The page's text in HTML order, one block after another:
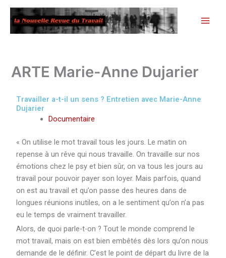
Aller
contenu
ARTE Marie-Anne Dujarier
Travailler a-t-il un sens ? Entretien avec Marie-Anne
Dujarier
Documentaire
« On utilise le mot travail tous les jours. Le matin on
repense à un rêve qui nous travaille. On travaille sur nos
émotions chez le psy et bien sûr, on va tous les jours au
travail pour pouvoir payer son loyer. Mais parfois, quand
on est au travail et qu’on passe des heures dans de
longues réunions inutiles, on a le sentiment qu’on n’a pas
eu le temps de vraiment travailler.
Alors, de quoi parle-t-on ? Tout le monde comprend le
mot travail, mais on est bien embêtés dès lors qu’on nous
demande de le définir. C’est le point de départ du livre de la